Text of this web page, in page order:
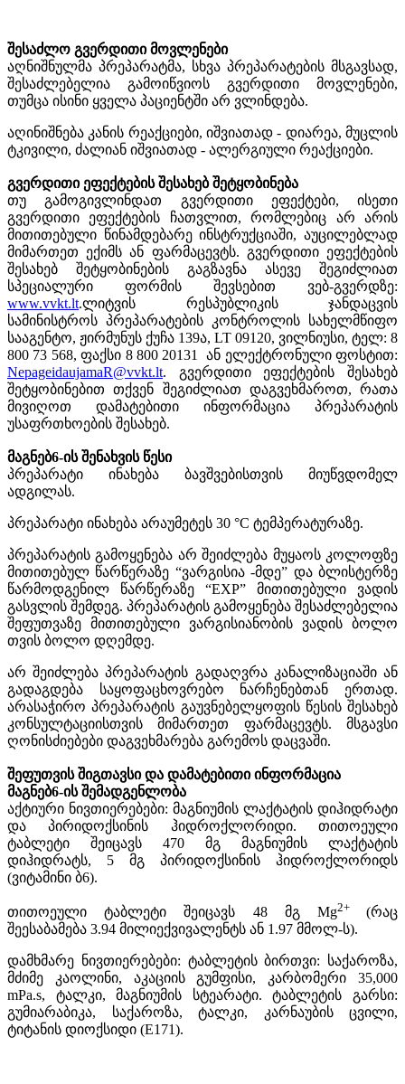
შესაძლო გვერდითი მოვლენები
აღნიშნულმა პრეპარატმა, სხვა პრეპარატების მსგავსად,
შესაძლებელია გამოიწვიოს გვერდითი
მოვლენები,
თუმცა ისინი ყველა პაციენტში არ ვლინდება.
აღინიშნება კანის რეაქციები, იშვიათად - დიარეა, მუცლის
ტკივილი, ძალიან იშვიათად - ალერგიული რეაქციები.
გვერდითი ეფექტების შესახებ შეტყობინება
თუ გამოგივლინდათ გვერდითი ეფექტები, ისეთი
გვერდითი ეფექტების ჩათვლით, რომლებიც არ არის
მითითებული წინამდებარე ინსტრუქციაში, აუცილებლად
მიმართეთ ექიმს ან ფარმაცევტს. გვერდითი ეფექტების
შესახებ შეტყობინების გაგზავნა ასევე შეგიძლიათ
სპეციალური ფორმის შევსებით ვებ-გვერდზე:
www.vvkt.lt.ლიტვის რესპუბლიკის ჯანდაცვის
სამინისტროს პრეპარატების კონტროლის სახელმწიფო
სააგენტო, ჟირმუნუს ქუჩა 139ა, LT 09120, ვილნიუსი, ტელ: 8
800 73 568, ფაქსი 8 800 20131
ან ელექტრონული ფოსტით:
NepageidaujamaR@vvkt.lt. გვერდითი ეფექტების შესახებ
შეტყობინებით თქვენ შეგიძლიათ დაგვეხმაროთ, რათა
მივიღოთ დამატებითი ინფორმაცია პრეპარატის
უსაფრთხოების შესახებ.
მაგნებ6-ის შენახვის წესი
პრეპარატი ინახება ბავშვებისთვის მიუწვდომელ
ადგილას.
პრეპარატი ინახება არაუმეტეს 30 °C ტემპერატურაზე.
პრეპარატის გამოყენება არ შეიძლება მუყაოს კოლოფზე
მითითებულ წარწერაზე “ვარგისია -მდე” და ბლისტერზე
წარმოდგენილ წარწერაზე “EXP” მითითებული ვადის
გასვლის შემდეგ. პრეპარატის გამოყენება შესაძლებელია
შეფუთვაზე მითითებული ვარგისიანობის ვადის ბოლო
თვის ბოლო დღემდე.
არ შეიძლება პრეპარატის გადაღვრა კანალიზაციაში ან
გადაგდება საყოფაცხოვრებო ნარჩენებთან ერთად.
არასაჭირო პრეპარატის გაუვნებელყოფის წესის შესახებ
კონსულტაციისთვის მიმართეთ ფარმაცევტს. მსგავსი
ღონისძიებები დაგვეხმარება გარემოს დაცვაში.
შეფუთვის შიგთავსი და დამატებითი ინფორმაცია
მაგნებ6-ის შემადგენლობა
აქტიური ნივთიერებები: მაგნიუმის ლაქტატის დიჰიდრატი
და პირიდოქსინის ჰიდროქლორიდი. თითოეული
ტაბლეტი შეიცავს 470 მგ მაგნიუმის ლაქტატის
დიჰიდრატს, 5 მგ პირიდოქსინის ჰიდროქლორიდს
(ვიტამინი ბ6).
თითოეული ტაბლეტი შეიცავს 48 მგ Mg2+ (რაც
შეესაბამება 3.94 მილიექვივალენტს ან 1.97 მმოლ-ს).
დამხმარე ნივთიერებები: ტაბლეტის ბირთვი: საქაროზა,
მძიმე კაოლინი, აკაციის გუმფისი, კარბომერი 35,000
mPa.s, ტალკი, მაგნიუმის სტეარატი. ტაბლეტის გარსი:
გუმიარაბიკა, საქაროზა, ტალკი, კარნაუბის ცვილი,
ტიტანის დიოქსიდი (E171).